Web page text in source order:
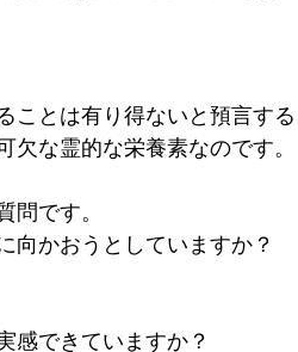
ことは有り得ないと預言する
な霊的な栄養素なのです。
です。
向かおうとしていますか？
感できていますか？